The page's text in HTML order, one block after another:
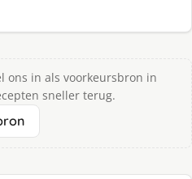
ons in als voorkeursbron in
sneller terug.